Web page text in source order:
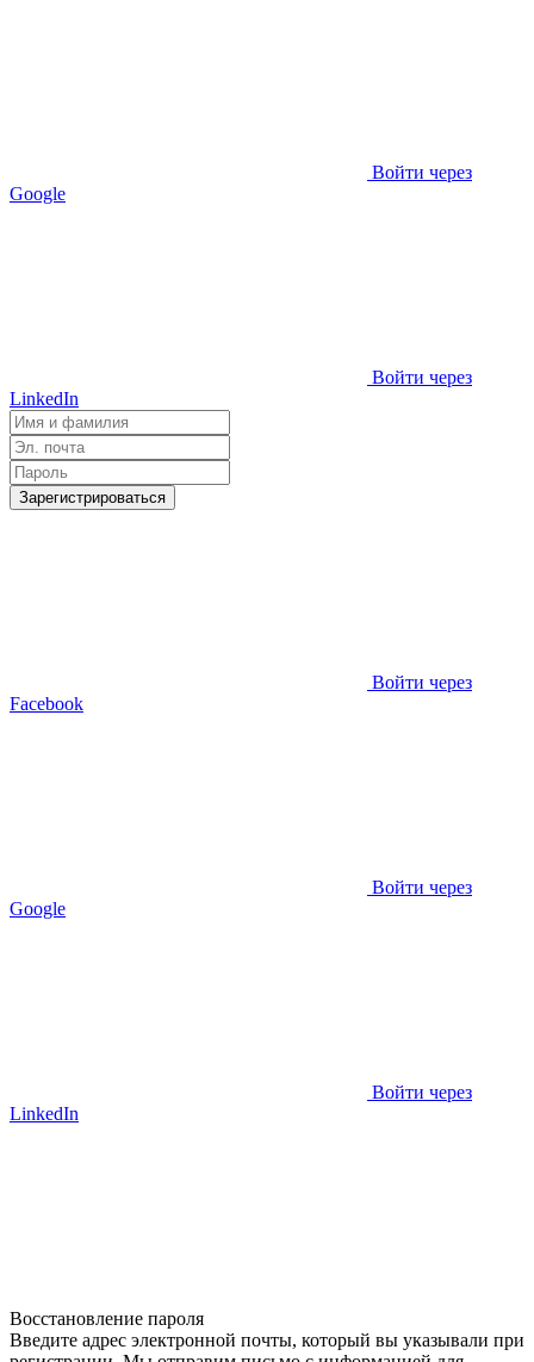
Войти через
Google
Войти через
LinkedIn
Зарегистрироваться
Войти через
Facebook
Войти через
Google
Войти через
LinkedIn
Восстановление пароля
Введите адрес электронной почты, который вы указывали при